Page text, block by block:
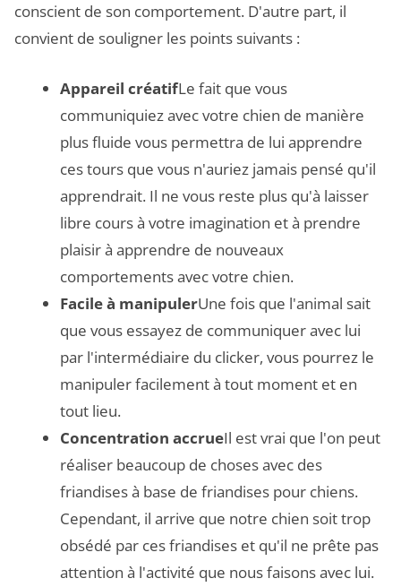
conscient de son comportement. D'autre part, il
convient de souligner les points suivants :
Appareil créatifLe fait que vous
communiquiez avec votre chien de manière
plus fluide vous permettra de lui apprendre
ces tours que vous n'auriez jamais pensé qu'il
apprendrait. Il ne vous reste plus qu'à laisser
libre cours à votre imagination et à prendre
plaisir à apprendre de nouveaux
comportements avec votre chien.
Facile à manipulerUne fois que l'animal sait
que vous essayez de communiquer avec lui
par l'intermédiaire du clicker, vous pourrez le
manipuler facilement à tout moment et en
tout lieu.
Concentration accrueIl est vrai que l'on peut
réaliser beaucoup de choses avec des
friandises à base de friandises pour chiens.
Cependant, il arrive que notre chien soit trop
obsédé par ces friandises et qu'il ne prête pas
attention à l'activité que nous faisons avec lui.